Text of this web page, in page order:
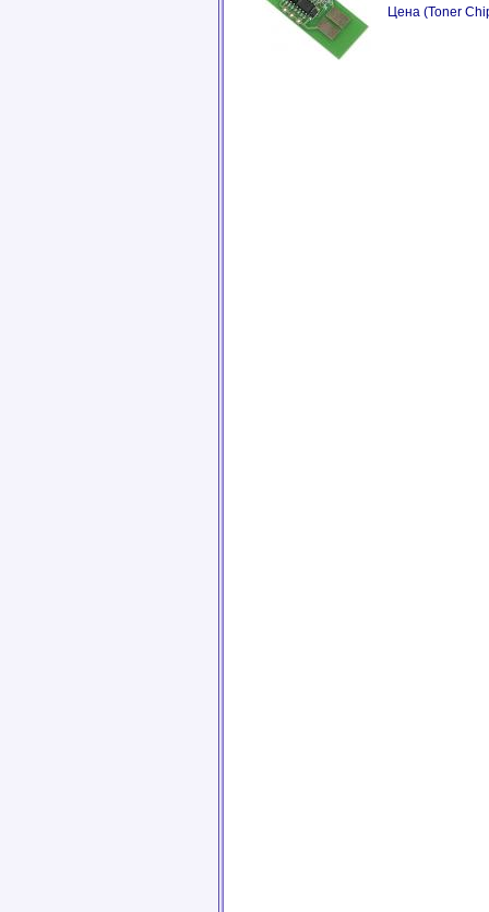
Цена (Toner